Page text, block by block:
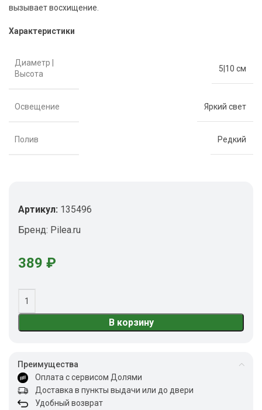
вызывает восхищение.
Характеристики
Диаметр |
Высота
5|10 см
Освещение Яркий свет
Полив Редкий
Артикул: 135496
Бренд: Pilea.ru
389 ₽
В корзину
Преимущества
Оплата с сервисом Долями
Доставка в пункты выдачи или до двери
Удобный возврат